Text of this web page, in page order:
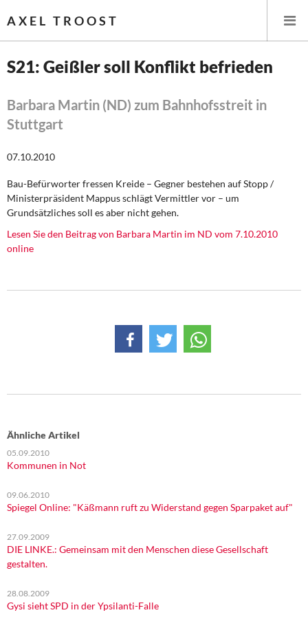
AXEL TROOST
Themen
Leitlinien linker Wirtschafts- und Finanzpolitik
Wirtschaftspolitik
Öffentliche Infrastruktur und Daseinsvorsorge
Rosa-Luxemburg-Stiftung
Kontakt
S21: Geißler soll Konflikt befrieden
Barbara Martin (ND) zum Bahnhofsstreit in
Stuttgart
07.10.2010
Bau-Befürworter fressen Kreide – Gegner bestehen auf Stopp /
Ministerpräsident Mappus schlägt Vermittler vor – um
Grundsätzliches soll es aber nicht gehen.
Lesen Sie den Beitrag von Barbara Martin im ND vom 7.10.2010
online
Ähnliche Artikel
05.09.2010
Kommunen in Not
09.06.2010
Spiegel Online: "Käßmann ruft zu Widerstand gegen Sparpaket auf"
27.09.2009
DIE LINKE.: Gemeinsam mit den Menschen diese Gesellschaft
gestalten.
28.08.2009
Gysi sieht SPD in der Ypsilanti-Falle